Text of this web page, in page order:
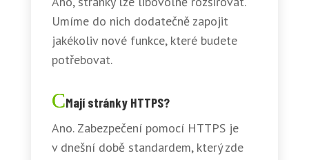
Umíme do nich dodatečně zapojit
jakékoliv nové funkce, které budete
potřebovat.
Mají stránky HTTPS?
Ano. Zabezpečení pomocí HTTPS je
v dnešní době standardem, který zde